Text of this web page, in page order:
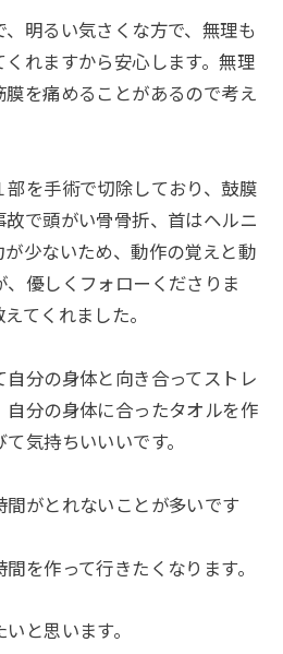
明るい気さくな方で、無理も
くれますから安心します。無理
膜を痛めることがあるので考え
を手術で切除しており、鼓膜
故で頭がい骨骨折、首はヘルニ
が少ないため、動作の覚えと動
、優しくフォローくださりま
てくれました。
自分の身体と向き合ってストレ
自分の身体に合ったタオルを作
気持ちいいいです。
間がとれないことが多いです
を作って行きたくなります。
と思います。